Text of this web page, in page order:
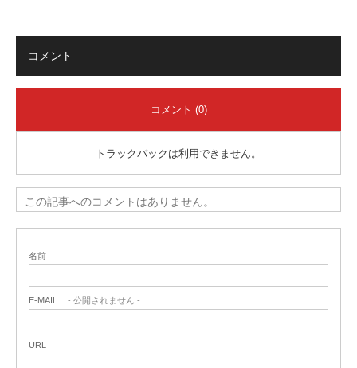
コメント
コメント (0)
トラックバックは利用できません。
この記事へのコメントはありません。
名前
E-MAIL - 公開されません -
URL